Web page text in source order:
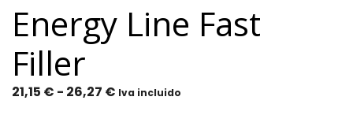
Energy Line Fast
Filler
21,15 € - 26,27 € Rango
Iva incluido